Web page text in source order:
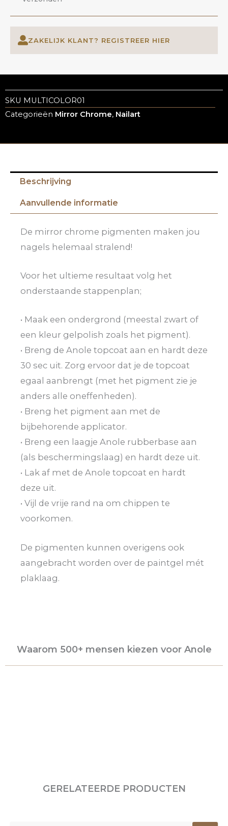
ZAKELIJK KLANT? REGISTREER HIER
SKU MULTICOLOR01
Categorieën Mirror Chrome, Nailart
Beschrijving
Aanvullende informatie
De mirror chrome pigmenten maken jou
nagels helemaal stralend!
Voor het ultieme resultaat volg het
onderstaande stappenplan;
• Maak een ondergrond (meestal zwart of
een kleur gelpolish zoals het pigment).
• Breng de Anole topcoat aan en hardt deze
30 sec uit. Zorg ervoor dat je de topcoat
egaal aanbrengt (met het pigment zie je
anders alle oneffenheden).
• Breng het pigment aan met de
bijbehorende applicator.
• Breng een laagje Anole rubberbase aan
(als beschermingslaag) en hardt deze uit.
• Lak af met de Anole topcoat en hardt
deze uit.
• Vijl de vrije rand na om chippen te
voorkomen.
De pigmenten kunnen overigens ook
aangebracht worden over de paintgel mét
plaklaag.
Waarom 500+ mensen kiezen voor Anole
GERELATEERDE PRODUCTEN